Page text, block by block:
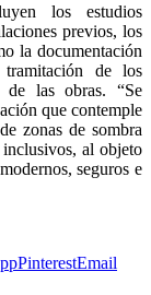
los estudios
previos, los
la documentación
de los
de las obras. “Se
que contemple
zonas de sombra
al objeto
seguros e
PinterestEmail